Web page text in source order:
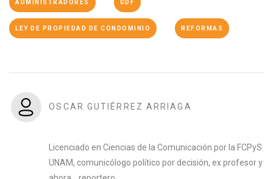
ADMINISTRADORES GDF
LEY DE PROPIEDAD DE CONDOMINIO REFORMAS
OSCAR GUTIÉRREZ ARRIAGA
Licenciado en Ciencias de la Comunicación por la FCPyS
UNAM, comunicólogo político por decisión, ex profesor y